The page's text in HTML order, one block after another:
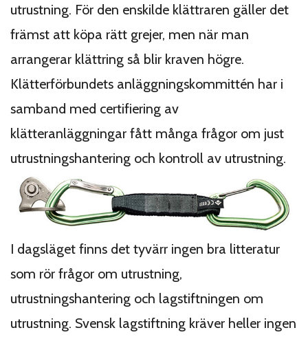
utrustning. För den enskilde klättraren gäller det
främst att köpa rätt grejer, men när man
arrangerar klättring så blir kraven högre.
Klätterförbundets anläggningskommittén har i
samband med certifiering av
klätteranläggningar fått många frågor om just
utrustningshantering och kontroll av utrustning.
I dagsläget finns det tyvärr ingen bra litteratur
som rör frågor om utrustning,
utrustningshantering och lagstiftningen om
utrustning. Svensk lagstiftning kräver heller ingen